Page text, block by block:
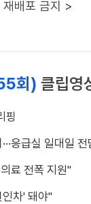
배포 금지 >
회) 클립영
핑
응급실 일대일 전
료 전폭 지원"
인차' 돼야"